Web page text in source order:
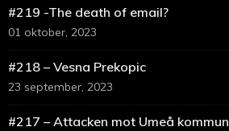
#219 -The death of email?
01 oktober, 2023
#218 – Vesna Prekopic
23 september, 2023
#217 – Attacken mot Umeå kommun